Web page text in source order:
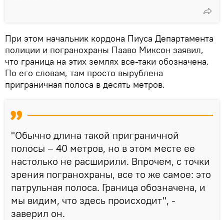
При этом начальник кордона Пиуса Департамента
полиции и погранохраны Пааво Миксон заявил,
что граница на этих землях все-таки обозначена.
По его словам, там просто вырублена
приграничная полоса в десять метров.
"Обычно длина такой приграничной
полосы – 40 метров, но в этом месте ее
настолько не расширили. Впрочем, с точки
зрения погранохраны, все то же самое: это
патрульная полоса. Граница обозначена, и
мы видим, что здесь происходит", -
заверил он.